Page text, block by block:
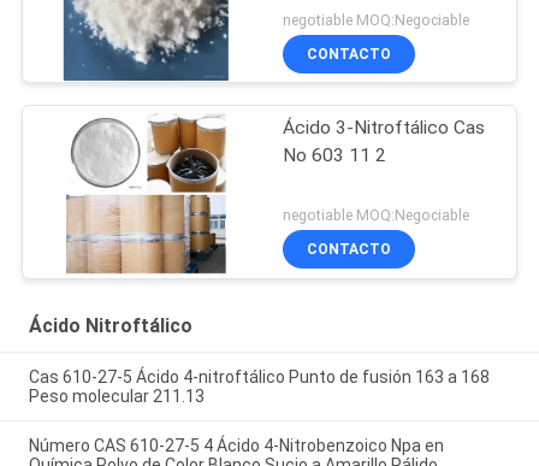
negotiable MOQ:Negociable
CONTACTO
Ácido 3-Nitroftálico Cas
No 603 11 2
negotiable MOQ:Negociable
CONTACTO
Ácido Nitroftálico
Cas 610-27-5 Ácido 4-nitroftálico Punto de fusión 163 a 168
Peso molecular 211.13
Número CAS 610-27-5 4 Ácido 4-Nitrobenzoico Npa en